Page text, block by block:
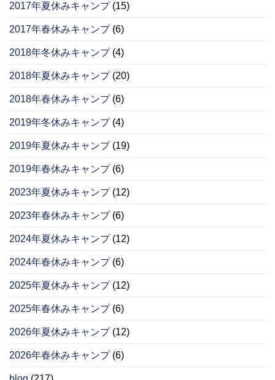
2017年夏休みキャンプ(15)
2017年春休みキャンプ(6)
2018年冬休みキャンプ(4)
2018年夏休みキャンプ(20)
2018年春休みキャンプ(6)
2019年冬休みキャンプ(4)
2019年夏休みキャンプ(19)
2019年春休みキャンプ(6)
2023年夏休みキャンプ(12)
2023年春休みキャンプ(6)
2024年夏休みキャンプ(12)
2024年春休みキャンプ(6)
2025年夏休みキャンプ(12)
2025年春休みキャンプ(6)
2026年夏休みキャンプ(12)
2026年春休みキャンプ(6)